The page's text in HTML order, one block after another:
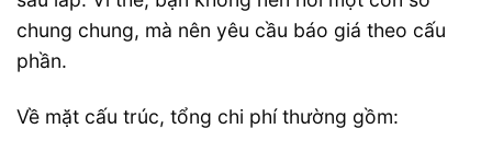
chung chung, mà nên yêu cầu báo giá theo cấu
phần.
Về mặt cấu trúc, tổng chi phí thường gồm: